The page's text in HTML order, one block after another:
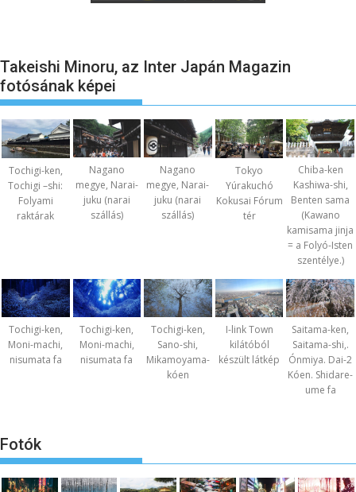
Takeishi Minoru, az Inter Japán Magazin
fotósának képei
Tochigi-ken,
Tochigi –shi:
Folyami
raktárak
Nagano
megye, Narai-
juku (narai
szállás)
Nagano
megye, Narai-
juku (narai
szállás)
Tokyo
Yúrakuchó
Kokusai Fórum
tér
Chiba-ken
Kashiwa-shi,
Benten sama
(Kawano
kamisama jinja
= a Folyó-Isten
szentélye.)
Tochigi-ken,
Moni-machi,
nisumata fa
Tochigi-ken,
Moni-machi,
nisumata fa
Tochigi-ken,
Sano-shi,
Mikamoyama-
kóen
I-link Town
kilátóból
készült látkép
Saitama-ken,
Saitama-shi,.
Ónmiya. Dai-2
Kóen. Shidare-
ume fa
Fotók